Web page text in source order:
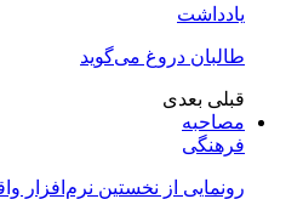
یادداشت
طالبان دروغ می‌گوید
قبلی بعدی
مصاحبه
فرهنگی
رونمایی از نخستین نرم‌افزار